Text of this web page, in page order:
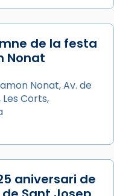
apostòlica
i als
de Barcelona.
el cardenal Joan
missa i l’ha
de Barcelona,
de la festa
Nonat
Nonat, Av. de
Corts,
aniversari de